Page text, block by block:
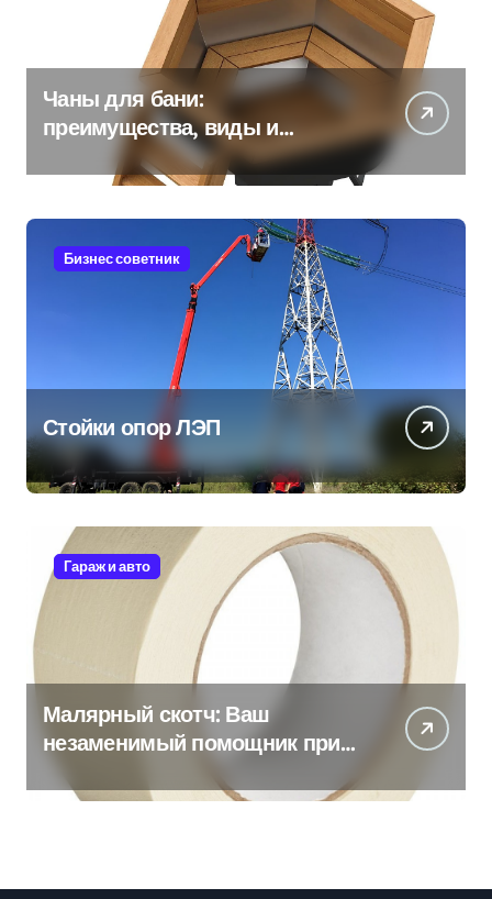
Чаны для бани:
преимущества, виды и
особенности использования
Бизнес советник
Стойки опор ЛЭП
Гараж и авто
Малярный скотч: Ваш
незаменимый помощник при